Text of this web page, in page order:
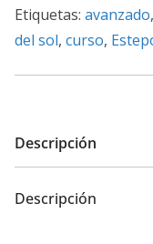
en
Corrientes
Etiquetas: avanzado,
del sol, curso,
Descripción
Descripción